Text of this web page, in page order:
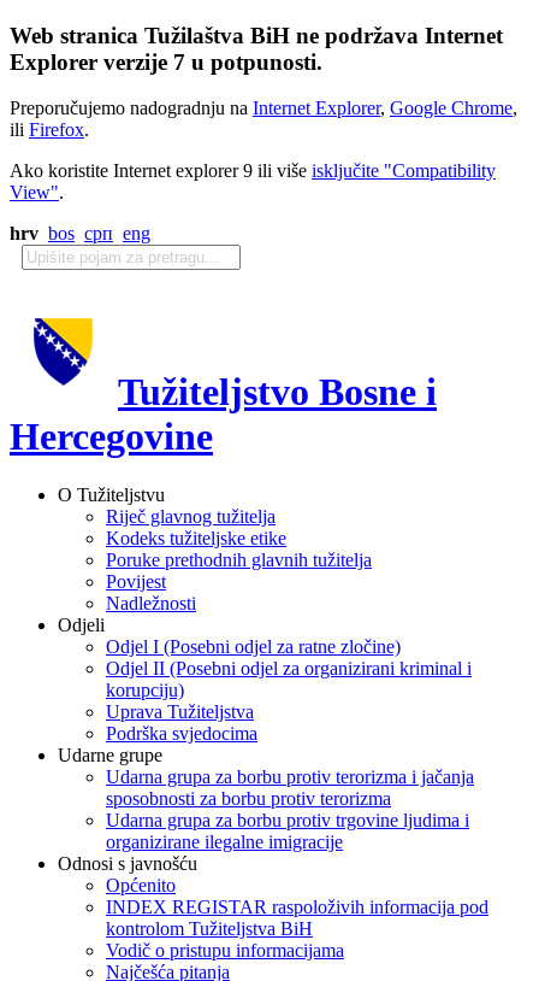
Web stranica Tužilaštva BiH ne podržava Internet
Explorer verzije 7 u potpunosti.
Preporučujemo nadogradnju na Internet Explorer, Google Chrome,
ili Firefox.
Ako koristite Internet explorer 9 ili više isključite "Compatibility
View".
hrv bos срп eng
Tužiteljstvo Bosne i
Hercegovine
O Tužiteljstvu
Riječ glavnog tužitelja
Kodeks tužiteljske etike
Poruke prethodnih glavnih tužitelja
Povijest
Nadležnosti
Odjeli
Odjel I (Posebni odjel za ratne zločine)
Odjel II (Posebni odjel za organizirani kriminal i
korupciju)
Uprava Tužiteljstva
Podrška svjedocima
Udarne grupe
Udarna grupa za borbu protiv terorizma i jačanja
sposobnosti za borbu protiv terorizma
Udarna grupa za borbu protiv trgovine ljudima i
organizirane ilegalne imigracije
Odnosi s javnošću
Općenito
INDEX REGISTAR raspoloživih informacija pod
kontrolom Tužiteljstva BiH
Vodič o pristupu informacijama
Najčešća pitanja